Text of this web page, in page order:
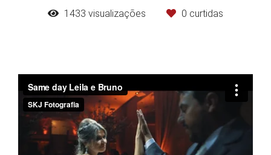
1433 visualizações 0 curtidas